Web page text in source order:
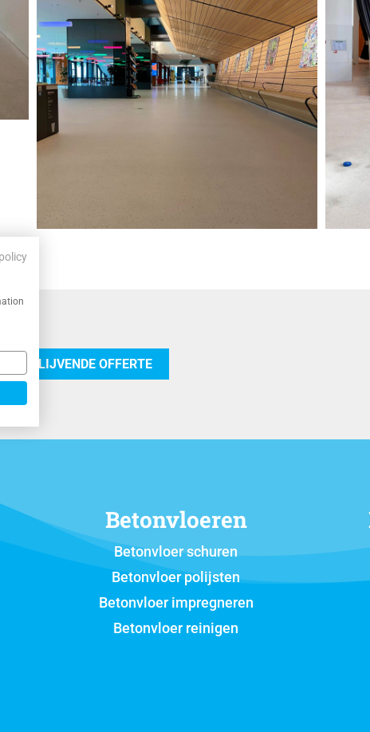
VRIJBLIJVENDE OFFERTE
Betonvloeren
Betonvloer schuren
Betonvloer polijsten
Betonvloer impregneren
Betonvloer reinigen